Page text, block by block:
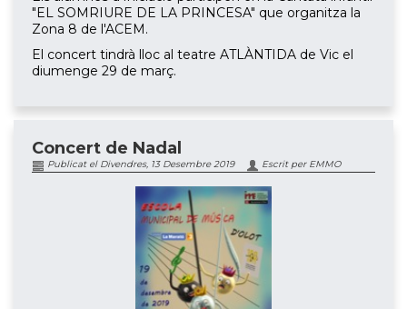
"EL SOMRIURE DE LA PRINCESA" que organitza la
Zona 8 de l'ACEM.
El concert tindrà lloc al teatre ATLÀNTIDA de Vic el
diumenge 29 de març.
Concert de Nadal
Publicat el Divendres, 13 Desembre 2019 Escrit per EMMO